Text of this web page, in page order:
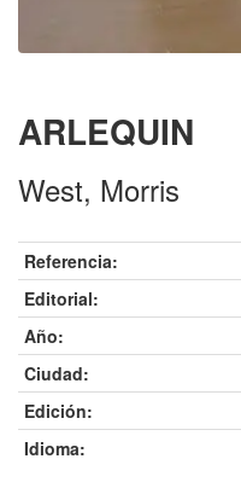
ARLEQUIN
West, Morris
Referencia:
Editorial:
Año:
Ciudad:
Edición:
Idioma: